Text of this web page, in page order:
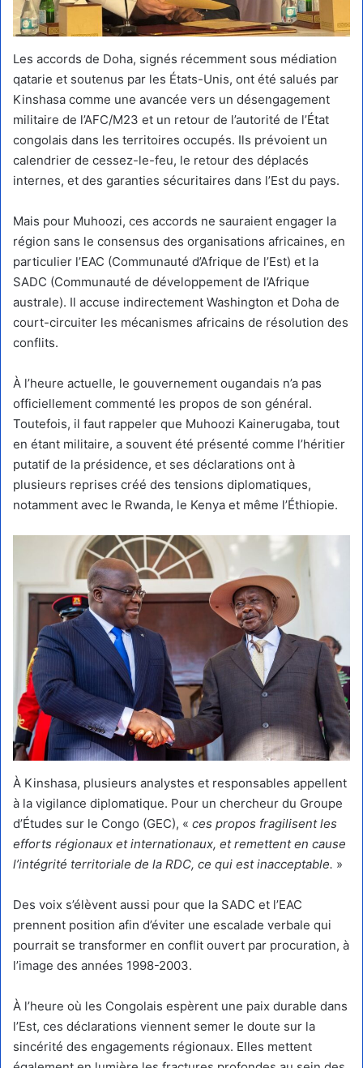
Les accords de Doha, signés récemment sous médiation
qatarie et soutenus par les États-Unis, ont été salués par
Kinshasa comme une avancée vers un désengagement
militaire de l’AFC/M23 et un retour de l’autorité de l’État
congolais dans les territoires occupés. Ils prévoient un
calendrier de cessez-le-feu, le retour des déplacés
internes, et des garanties sécuritaires dans l’Est du pays.
Mais pour Muhoozi, ces accords ne sauraient engager la
région sans le consensus des organisations africaines, en
particulier l’EAC (Communauté d’Afrique de l’Est) et la
SADC (Communauté de développement de l’Afrique
australe). Il accuse indirectement Washington et Doha de
court-circuiter les mécanismes africains de résolution des
conflits.
À l’heure actuelle, le gouvernement ougandais n’a pas
officiellement commenté les propos de son général.
Toutefois, il faut rappeler que Muhoozi Kainerugaba, tout
en étant militaire, a souvent été présenté comme l’héritier
putatif de la présidence, et ses déclarations ont à
plusieurs reprises créé des tensions diplomatiques,
notamment avec le Rwanda, le Kenya et même l’Éthiopie.
À Kinshasa, plusieurs analystes et responsables appellent
à la vigilance diplomatique. Pour un chercheur du Groupe
d’Études sur le Congo (GEC), « ces propos fragilisent les
efforts régionaux et internationaux, et remettent en cause
l’intégrité territoriale de la RDC, ce qui est inacceptable. »
Des voix s’élèvent aussi pour que la SADC et l’EAC
prennent position afin d’éviter une escalade verbale qui
pourrait se transformer en conflit ouvert par procuration, à
l’image des années 1998-2003.
À l’heure où les Congolais espèrent une paix durable dans
l’Est, ces déclarations viennent semer le doute sur la
sincérité des engagements régionaux. Elles mettent